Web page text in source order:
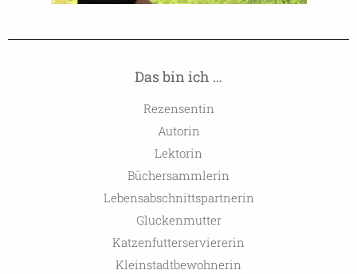
Das bin ich …
Rezensentin
Autorin
Lektorin
Büchersammlerin
Lebensabschnittspartnerin
Gluckenmutter
Katzenfutterserviererin
Kleinstadtbewohnerin